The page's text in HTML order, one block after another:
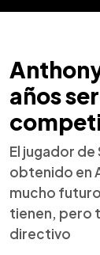
años
El jugador de
obtenido en
mucho
tienen, pero
directivo